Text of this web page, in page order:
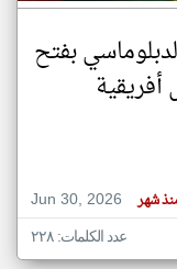
بفتح
Jun 30, 2026
شهر
عدد الكلمات: ٢٢٨